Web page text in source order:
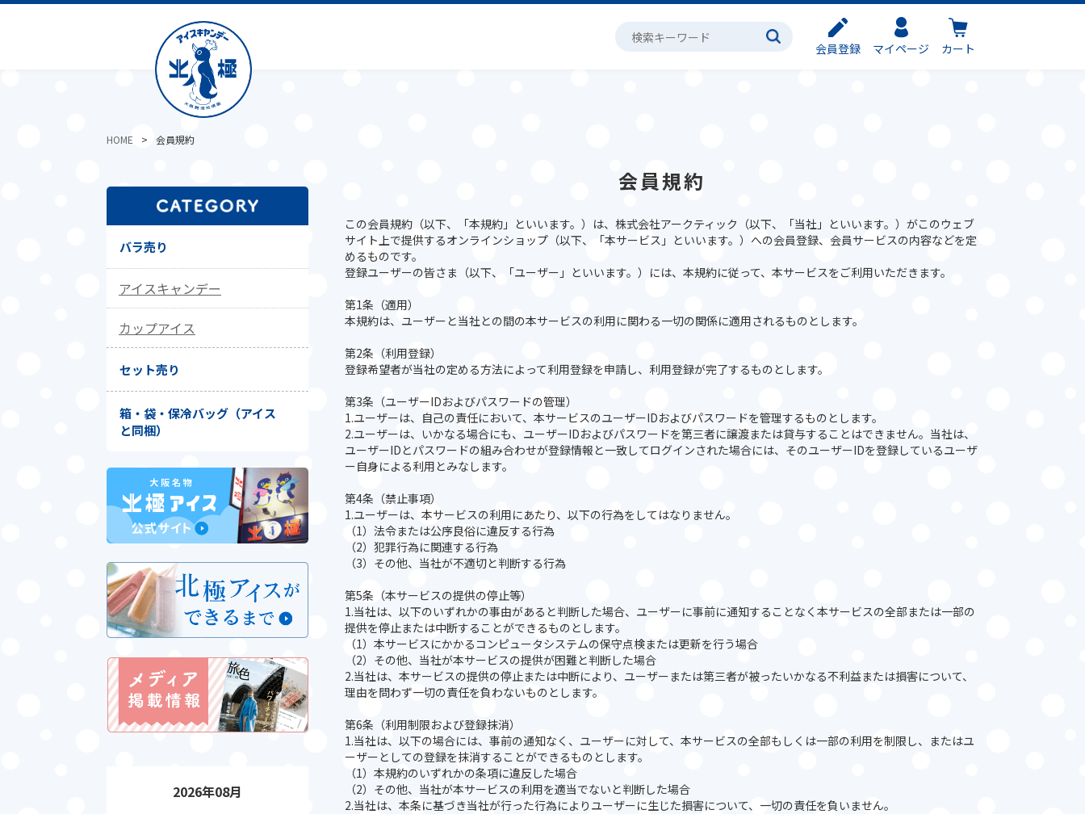
会員登録 マイページ カート
HOME 会員規約
会員規約
この会員規約（以下、「本規約」といいます。）は、株式会社アークティック（以下、「当社」といいます。）がこのウェブ
サイト上で提供するオンラインショップ（以下、「本サービス」といいます。）への会員登録、会員サービスの内容などを定
めるものです。
登録ユーザーの皆さま（以下、「ユーザー」といいます。）には、本規約に従って、本サービスをご利用いただきます。
第1条（適用）
本規約は、ユーザーと当社との間の本サービスの利用に関わる一切の関係に適用されるものとします。
第2条（利用登録）
登録希望者が当社の定める方法によって利用登録を申請し、利用登録が完了するものとします。
第3条（ユーザーIDおよびパスワードの管理）
1.ユーザーは、自己の責任において、本サービスのユーザーIDおよびパスワードを管理するものとします。
2.ユーザーは、いかなる場合にも、ユーザーIDおよびパスワードを第三者に譲渡または貸与することはできません。当社は、
ユーザーIDとパスワードの組み合わせが登録情報と一致してログインされた場合には、そのユーザーIDを登録しているユーザ
ー自身による利用とみなします。
第4条（禁止事項）
1.ユーザーは、本サービスの利用にあたり、以下の行為をしてはなりません。
（1）法令または公序良俗に違反する行為
（2）犯罪行為に関連する行為
（3）その他、当社が不適切と判断する行為
第5条（本サービスの提供の停止等）
1.当社は、以下のいずれかの事由があると判断した場合、ユーザーに事前に通知することなく本サービスの全部または一部の
提供を停止または中断することができるものとします。
（1）本サービスにかかるコンピュータシステムの保守点検または更新を行う場合
（2）その他、当社が本サービスの提供が困難と判断した場合
2.当社は、本サービスの提供の停止または中断により、ユーザーまたは第三者が被ったいかなる不利益または損害について、
理由を問わず一切の責任を負わないものとします。
第6条（利用制限および登録抹消）
1.当社は、以下の場合には、事前の通知なく、ユーザーに対して、本サービスの全部もしくは一部の利用を制限し、またはユ
ーザーとしての登録を抹消することができるものとします。
（1）本規約のいずれかの条項に違反した場合
（2）その他、当社が本サービスの利用を適当でないと判断した場合
2.当社は、本条に基づき当社が行った行為によりユーザーに生じた損害について、一切の責任を負いません。
バラ売り
アイスキャンデー
カップアイス
セット売り
箱・袋・保冷バッグ（アイス
と同梱）
2026年08月